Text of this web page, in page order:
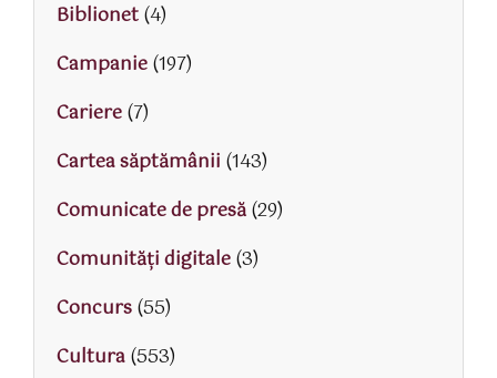
Biblionet(4)
Campanie(197)
Cariere(7)
Cartea săptămânii (143)
Comunicate de presă(29)
Comunități digitale(3)
Concurs(55)
Cultura(553)